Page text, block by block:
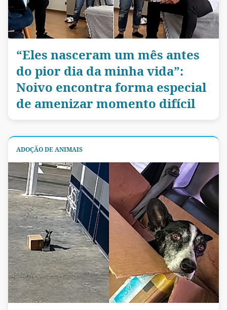
“Eles nasceram um mês antes
do pior dia da minha vida”:
Noivo encontra forma especial
de amenizar momento difícil
ADOÇÃO DE ANIMAIS